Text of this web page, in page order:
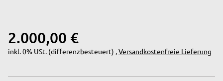
2.000,00 €
inkl. 0% USt. (differenzbesteuert) ,Versandkostenfreie Lieferung